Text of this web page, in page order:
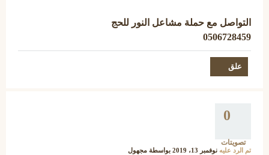
التواصل مع حملة مشاعل النور للحج
0506728459
0
تصويتات
تم الرد عليه نوفمبر 13، 2019 بواسطة مجهول